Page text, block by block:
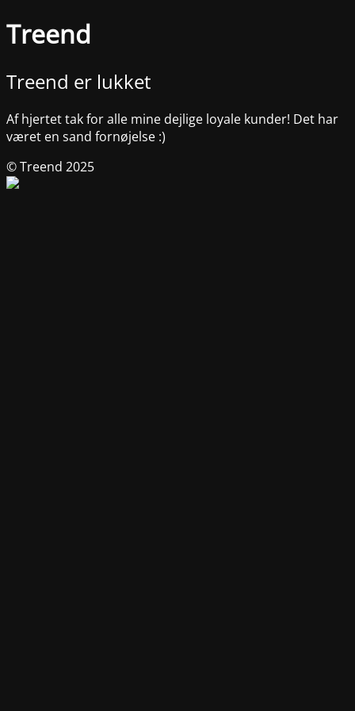
Treend
Treend er lukket
Af hjertet tak for alle mine dejlige loyale kunder! Det har
været en sand fornøjelse :)
© Treend 2025